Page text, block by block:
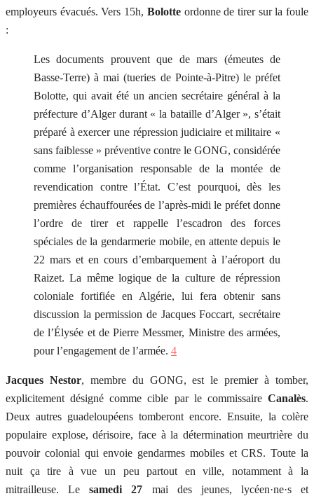
employeurs évacués. Vers 15h, Bolotteordonne de tirer sur la foule
:
Les documents prouvent que de mars (émeutes de
Basse-Terre) à mai (tueries de Pointe-à-Pitre) le préfet
Bolotte, qui avait été un ancien secrétaire général à la
préfecture d’Alger durant « la bataille d’Alger », s’était
préparé à exercer une répression judiciaire et militaire «
sans faiblesse » préventive contre le GONG, considérée
comme l’organisation responsable de la montée de
revendication contre l’État. C’est pourquoi, dès les
premières échauffourées de l’après-midi le préfet donne
l’ordre de tirer et rappelle l’escadron des forces
spéciales de la gendarmerie mobile, en attente depuis le
22 mars et en cours d’embarquement à l’aéroport du
Raizet. La même logique de la culture de répression
coloniale fortifiée en Algérie, lui fera obtenir sans
discussion la permission de Jacques Foccart, secrétaire
de l’Élysée et de Pierre Messmer, Ministre des armées,
pour l’engagement de l’armée. 4
Jacques Nestor, membre du GONG, est le premier à tomber,
explicitement désigné comme cible par le commissaire Canalès.
Deux autres guadeloupéens tomberont encore. Ensuite, la colère
populaire explose, dérisoire, face à la détermination meurtrière du
pouvoir colonial qui envoie gendarmes mobiles et CRS. Toute la
nuit ça tire à vue un peu partout en ville, notamment à la
mitrailleuse. Lesamedi 27 mai des jeunes, lycéen·ne·s et